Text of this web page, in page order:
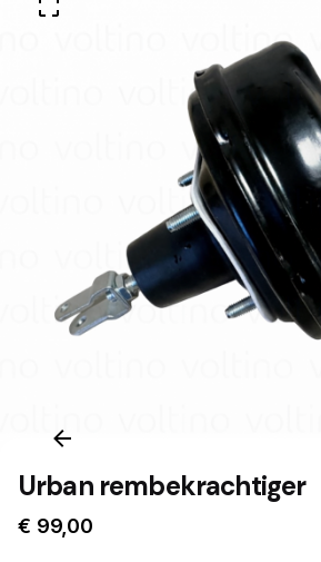
Urban rembekrachtiger
€ 99,00